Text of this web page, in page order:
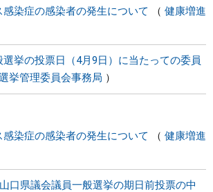
染症の感染者の発生について
健康増進
挙の投票日（4月9日）に当たっての委員
挙管理委員会事務局
染症の感染者の発生について
健康増進
口県議会議員一般選挙の期日前投票の中